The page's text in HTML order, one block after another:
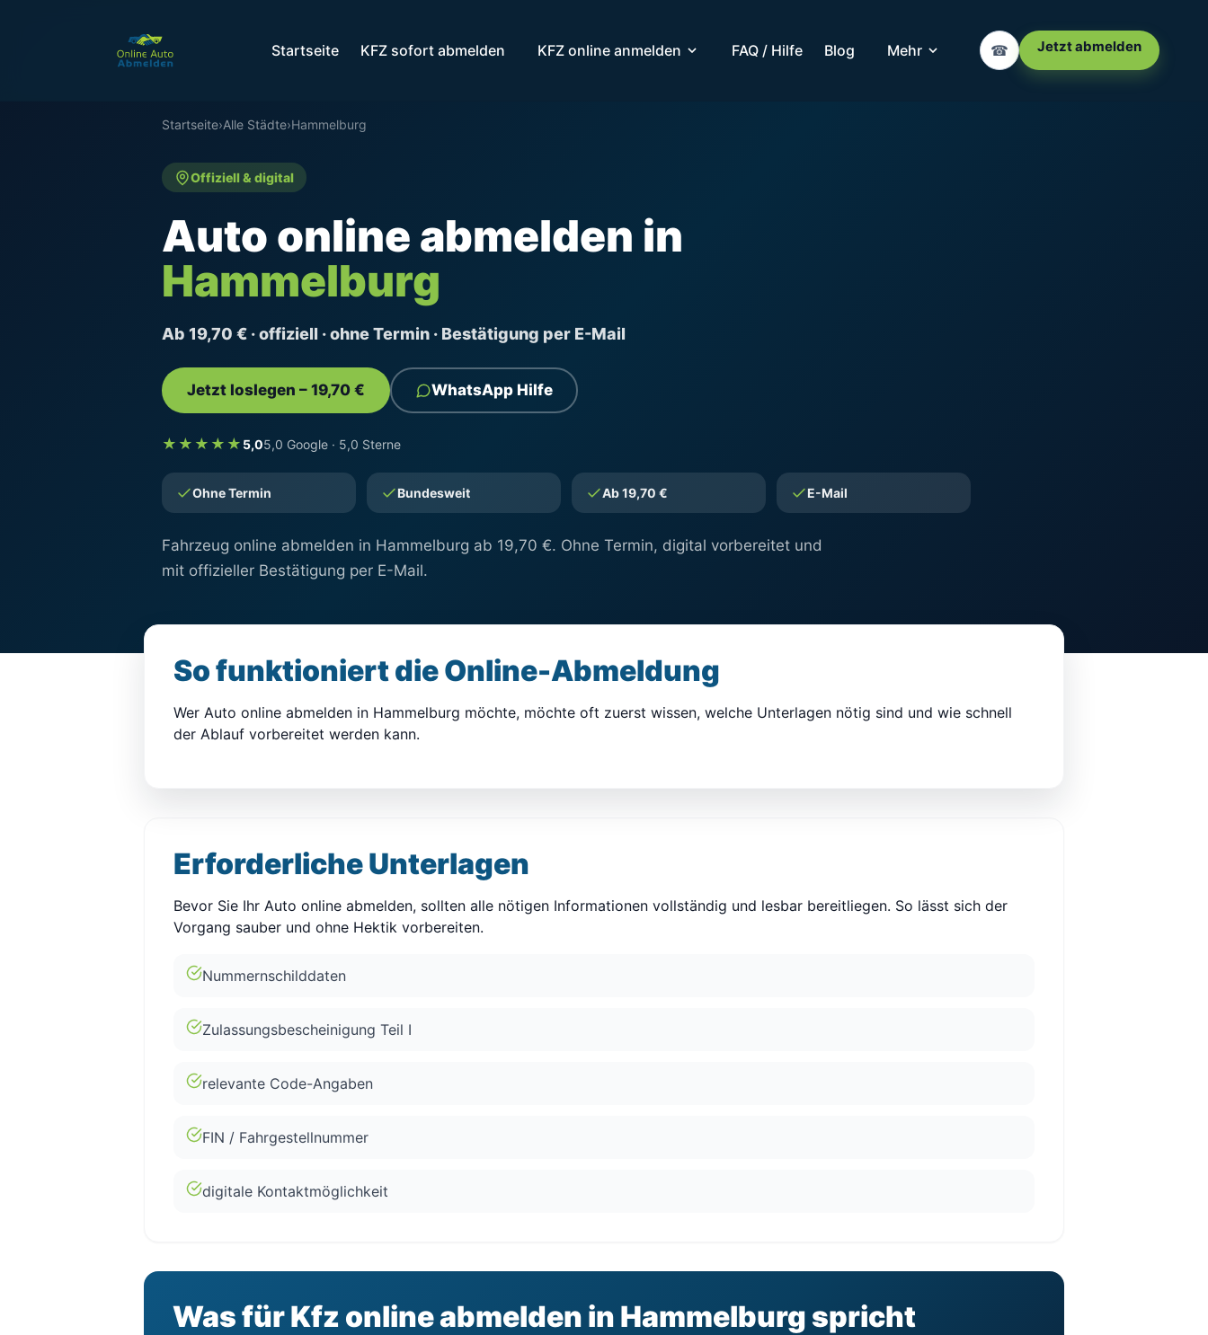
Startseite KFZ sofort abmelden KFZ online anmelden FAQ / Hilfe Blog Mehr ☎ Jetzt abmelden
Startseite›Alle Städte›Hammelburg
Offiziell & digital
Auto online abmelden in
Hammelburg
Ab 19,70 € · offiziell · ohne Termin · Bestätigung per E-Mail
Jetzt loslegen – 19,70 € WhatsApp Hilfe
★★★★★ 5,05,0 Google · 5,0 Sterne
Ohne Termin Bundesweit Ab 19,70 € E-Mail
Fahrzeug online abmelden in Hammelburg ab 19,70 €. Ohne Termin, digital vorbereitet und
mit offizieller Bestätigung per E-Mail.
So funktioniert die Online-Abmeldung
Wer Auto online abmelden in Hammelburg möchte, möchte oft zuerst wissen, welche Unterlagen nötig sind und wie schnell
der Ablauf vorbereitet werden kann.
Erforderliche Unterlagen
Bevor Sie Ihr Auto online abmelden, sollten alle nötigen Informationen vollständig und lesbar bereitliegen. So lässt sich der
Vorgang sauber und ohne Hektik vorbereiten.
Nummernschilddaten
Zulassungsbescheinigung Teil I
relevante Code-Angaben
FIN / Fahrgestellnummer
digitale Kontaktmöglichkeit
Was für Kfz online abmelden in Hammelburg spricht